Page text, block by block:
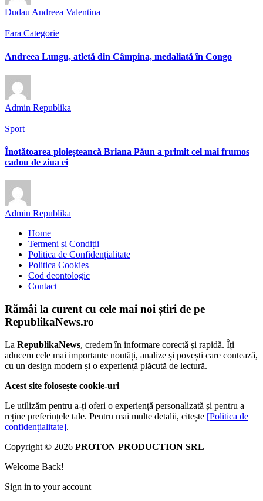
Dudau Andreea Valentina
Fara Categorie
Andreea Lungu, atletă din Câmpina, medaliată în Congo
Admin Republika
Sport
Înotătoarea ploieșteancă Briana Păun a primit cel mai frumos
cadou de ziua ei
Admin Republika
Home
Termeni și Condiții
Politica de Confidențialitate
Politica Cookies
Cod deontologic
Contact
Rămâi la curent cu cele mai noi știri de pe
RepublikaNews.ro
La RepublikaNews, credem în informare corectă și rapidă. Îți
aducem cele mai importante noutăți, analize și povești care contează,
cu un design modern și o experiență plăcută de lectură.
Acest site folosește cookie-uri
Le utilizăm pentru a-ți oferi o experiență personalizată și pentru a
reține preferințele tale. Pentru mai multe detalii, citește [Politica de
confidențialitate].
Copyright © 2026 PROTON PRODUCTION SRL
Welcome Back!
Sign in to your account